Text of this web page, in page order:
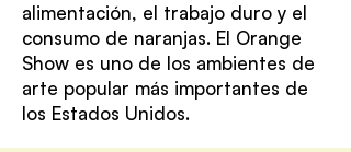
alimentación, el trabajo duro y el
consumo de naranjas. El Orange
Show es uno de los ambientes de
arte popular más importantes de
los Estados Unidos.